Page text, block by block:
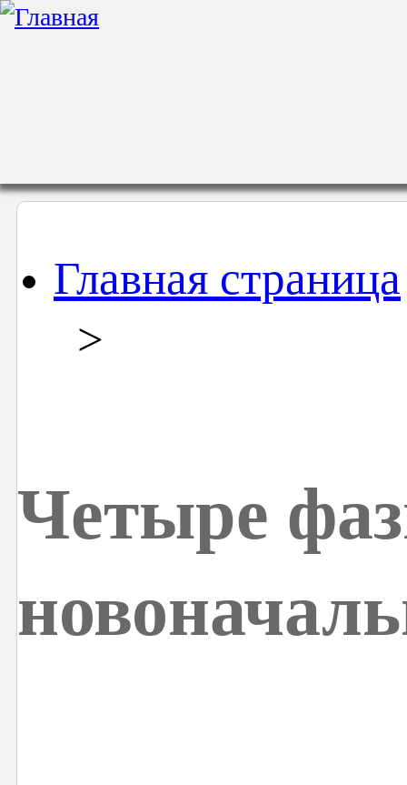
Главная страница
>
Четыре